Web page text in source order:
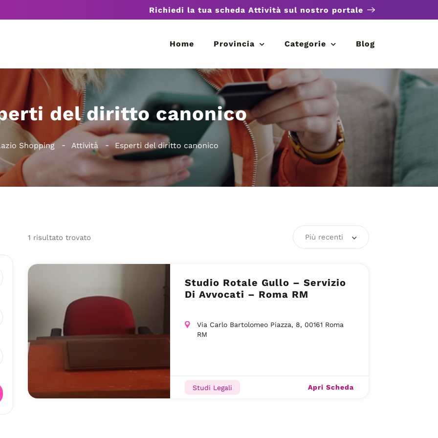
Richiedi la tua scheda Attività sul nostro portale
Home Provincia Categorie Blog
del diritto canonico
Shopping Attività Esperti del diritto canonico
1 risultato trovato Più recenti
Studio Rotale Gullo – Servizio
Di Avvocati – Roma RM
Via Carlo Bartolomeo Piazza, 8, 00161 Roma
RM
Studi Legali Apri Scheda